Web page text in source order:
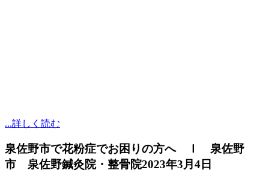
...詳しく読む
泉佐野市で花粉症でお困りの方へ ｌ 泉佐野
市 泉佐野鍼灸院・整骨院2023年3月4日